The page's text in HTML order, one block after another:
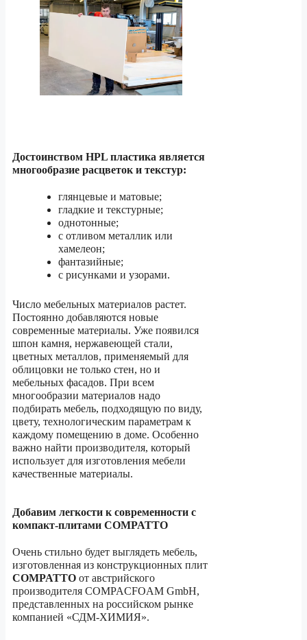
Достоинством HPL пластика является
многообразие расцветок и текстур:
глянцевые и матовые;
гладкие и текстурные;
однотонные;
с отливом металлик или
хамелеон;
фантазийные;
с рисунками и узорами.
Число мебельных материалов растет.
Постоянно добавляются новые
современные материалы. Уже появился
шпон камня, нержавеющей стали,
цветных металлов, применяемый для
облицовки не только стен, но и
мебельных фасадов. При всем
многообразии материалов надо
подбирать мебель, подходящую по виду,
цвету, технологическим параметрам к
каждому помещению в доме. Особенно
важно найти производителя, который
использует для изготовления мебели
качественные материалы.
Добавим легкости к современности с
компакт-плитами COMPATTO
Очень стильно будет выглядеть мебель,
изготовленная из конструкционных плит
COMPATTO от австрийского
производителя COMPACFOAM GmbH,
представленных на российском рынке
компанией «СДМ-ХИМИЯ».